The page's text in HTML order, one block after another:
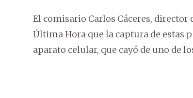
El comisario Carlos Cáceres, director
Última Hora que la captura de estas
aparato celular, que cayó de uno de